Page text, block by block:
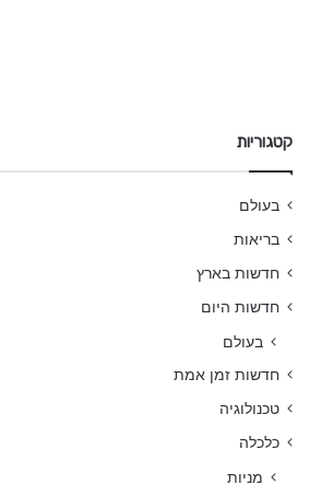
קטגוריות
בעולם
בריאות
חדשות בארץ
חדשות היום
בעולם
חדשות זמן אמת
טכנולוגיה
כלכלה
מניות